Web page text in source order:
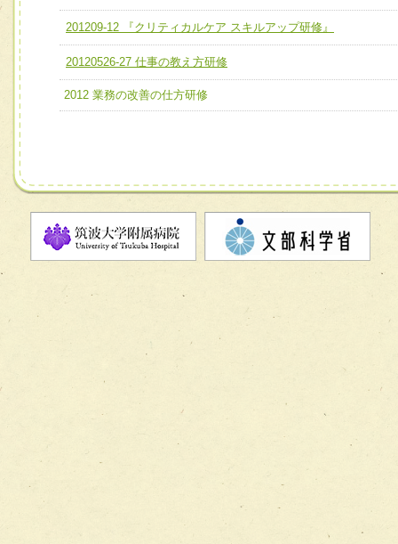
必要に応じて柔軟に医療チームを組織し、強調できる
ユニット３ 多職種連携力
他職種の視点とスキルを学び、相互理解と連携を深める
宅患者等支援チーム】
チーム05【せん妄対策チーム】
チーム08【地域関係機関と連携した小児リハビリテーショ
チーム09【術前から始める周術期リハビリテーションチー
チーム10【包括的リハビリテーションコンサルテーション
201209-12 『クリティカルケア スキルアップ研修』
20120526-27 仕事の教え方研修
2012 業務の改善の仕方研修